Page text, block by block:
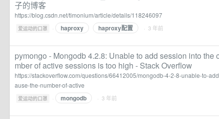
子的博客
https://blog.csdn.net/timonium/article/details/118246097
爱运动的口罩 · haproxy haproxy配置 · 3 年前
pymongo - Mongodb 4.2.8: Unable to add session into the
mber of active sessions is too high - Stack Overflow
https://stackoverflow.com/questions/66412005/mongodb-4-2-8-unable-to-
ause-the-number-of-active
爱运动的口罩 · mongodb · 3 年前